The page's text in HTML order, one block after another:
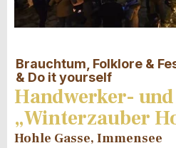
Brauchtum, Folklore &
& Do it yourself
Handwerker-
„Winterzauber
Hohle Gasse, Immensee